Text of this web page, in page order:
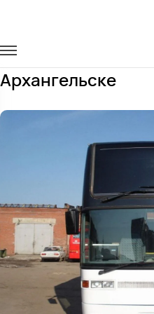
Заказать DAF
Архангельске